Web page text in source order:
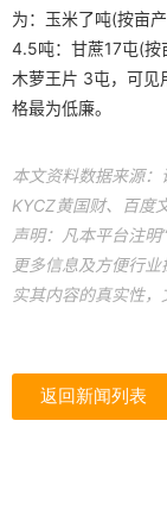
为：玉米了吨(按亩
4.5吨：甘蔗17屯(按
木萝王片 3屯，可见
格最为低廉。
本文资料数据来源：
KYCZ黄国财、百度
声明：凡本平台注
更多信息及方便行
实其内容的真实性，
返回新闻列表